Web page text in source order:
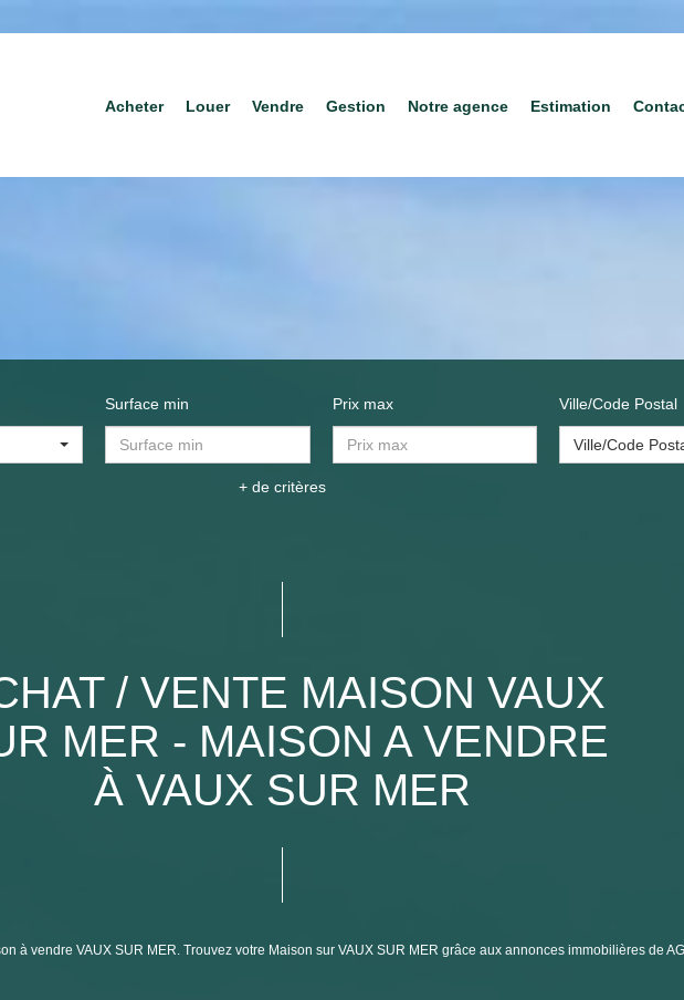
Acheter Louer Vendre Gestion Notre agence Estimation
Surface min Prix max Ville/Code Postal
Ville/Code
+ de critères
/ VENTE MAISON VAUX
MER - MAISON A VENDRE
À VAUX SUR MER
à vendre VAUX SUR MER. Trouvez votre Maison sur VAUX SUR MER grâce aux annonces immobilières de